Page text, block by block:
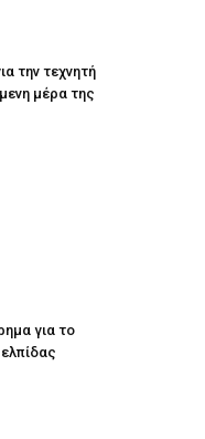
την τεχνητή
μέρα της
για το